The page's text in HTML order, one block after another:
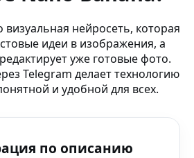
Banana AI Лаборатория — AI-
— графика будущего в в
— Playground — AI-помощник для
бот) — мгновенно и бесплатно
нейросеть, которая
идеи в изображения, а
уже готовые фото.
Telegram делает технологию
и удобной для всех.
по описанию